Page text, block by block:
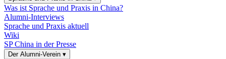
Was ist Sprache und Praxis in China?
Alumni-Interviews
Sprache und Praxis aktuell
Wiki
SP China in der Presse
Der Alumni-Verein ▾